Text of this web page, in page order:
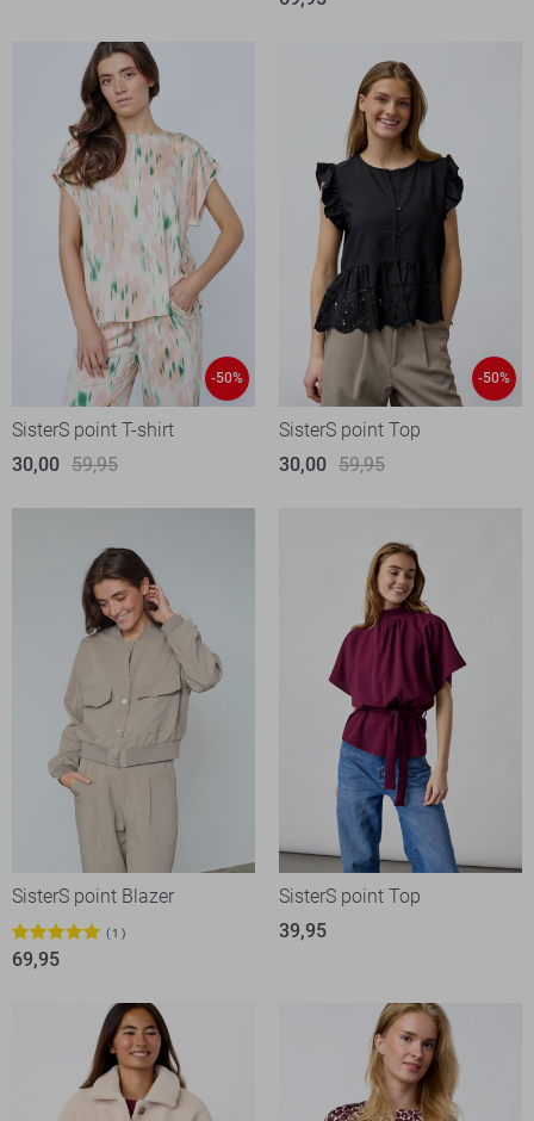
-50%
SisterS point T-shirt
30,00 59,95
-50%
SisterS point Top
30,00 59,95
SisterS point Blazer
1
69,95
SisterS point Top
39,95